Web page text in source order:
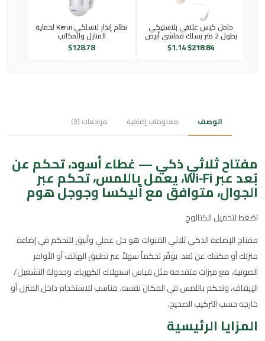
حامل كبس علاقي بلاستيكي
بطول 2 متر بسلك قماشي أبيض
$218.84
$1.14
نظام إنذار لاسلكي Kerui لحماية
المنازل والمكاتب
$128.78
الوصف معلومات إضافية مراجعات (3)
مفتاح ثلاثي ذكي — غطاء أسود، تحكم عن
بُعد عبر Wi‑Fi، يعمل باللمس، تحكم عبر
الجوال، متوافق مع أليكسا وجوجل هوم
اضغط لتحميل الكتالوج
مفتاح الإضاءة الذكي ثلاثي القنوات هو حل عملي وأنيق للتحكم في إضاءة
منزلك أو مكتبك عن بُعد. يوفّر تحكماً سهلاً عبر تطبيق الهاتف أو الأوامر
الصوتية، مع ميزات متقدمة مثل قياس استهلاك الكهرباء، وجدولة التشغيل/
الإيقاف، وتحكم باللمس في المكان نفسه. مناسب للاستخدام داخل المنزل أو
خارجه حسب التركيب الصحيح.
المزايا الرئيسية